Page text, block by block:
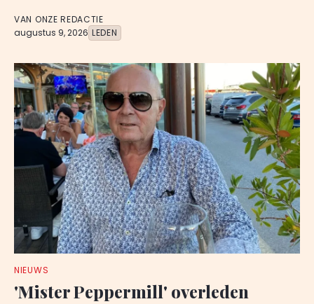
VAN ONZE REDACTIE
augustus 9, 2026 LEDEN
NIEUWS
'Mister Peppermill' overleden